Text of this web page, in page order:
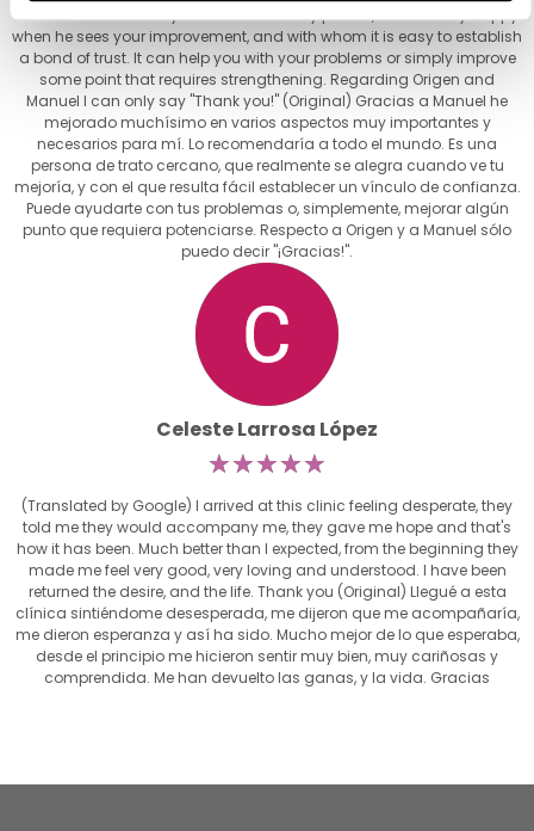
recommend it to everyone. He is a friendly person, who is really happy
when he sees your improvement, and with whom it is easy to establish
a bond of trust. It can help you with your problems or simply improve
some point that requires strengthening. Regarding Origen and
Manuel I can only say "Thank you!" (Original) Gracias a Manuel he
mejorado muchísimo en varios aspectos muy importantes y
necesarios para mí. Lo recomendaría a todo el mundo. Es una
persona de trato cercano, que realmente se alegra cuando ve tu
mejoría, y con el que resulta fácil establecer un vínculo de confianza.
Puede ayudarte con tus problemas o, simplemente, mejorar algún
punto que requiera potenciarse. Respecto a Origen y a Manuel sólo
puedo decir "¡Gracias!".
Celeste Larrosa López
☆☆☆☆☆
(Translated by Google) I arrived at this clinic feeling desperate, they
told me they would accompany me, they gave me hope and that's
how it has been. Much better than I expected, from the beginning they
made me feel very good, very loving and understood. I have been
returned the desire, and the life. Thank you (Original) Llegué a esta
clínica sintiéndome desesperada, me dijeron que me acompañaría,
me dieron esperanza y así ha sido. Mucho mejor de lo que esperaba,
desde el principio me hicieron sentir muy bien, muy cariñosas y
comprendida. Me han devuelto las ganas, y la vida. Gracias